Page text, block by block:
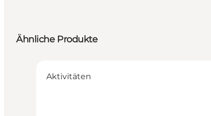
Ähnliche Produkte
Aktivitäten